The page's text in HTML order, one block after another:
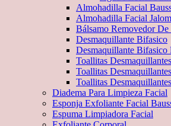
Almohadilla Facial
Almohadilla Facial
Bálsamo Removedor
Desmaquillante Bifasico
Desmaquillante Bifasico
Toallitas
Toallitas
Toallitas
Diadema Para Limpieza Facial
Esponja Exfoliante Facial
Espuma Limpiadora Facial